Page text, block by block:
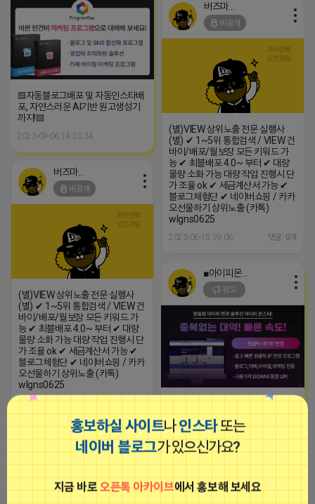
홍보하실 사이트나인스타또는
네이버 블로그가 있으신가요?
지금 바로오픈톡 아카이브에서 홍보해 보세요
▤자동블로그배포 및 자동인스타배
포, 자연스러운 AI기반 원고생성기
까지!▤
2023-09-06 14:23:34
버즈마케팅
비공개
(별)VIEW 상위노출 전문 실행사
(별) ✔ 1~5위 통합검색 / VIEW 건
바이/배포/월보장 모든 키워드 가
능 ✔ 최블배포 4.0~ 부터 ✔ 대량
물량 소화 가능 대량 작업 진행시 단
가 조율 ok ✔ 세금계산서 가능 ✔
블로그체험단 ✔ 네이버쇼핑 / 카카
오선물하기 상위노출 (카톡)
wlgns0625
2023-06-15 19:06 댓글: 0개
버즈마케팅
비공개
(별)VIEW 상위노출 전문 실행사
(별) ✔ 1~5위 통합검색 / VIEW 건
바이/배포/월보장 모든 키워드 가
능 ✔ 최블배포 4.0~ 부터 ✔ 대량
물량 소화 가능 대량 작업 진행시 단
가 조율 ok ✔ 세금계산서 가능 ✔
블로그체험단 ✔ 네이버쇼핑 / 카카
오선물하기 상위노출 (카톡)
wlgns0625
2023-06-15 17:07 댓글: 0개
■아이피몬스터■
광고
[아이피몬스터] 전국 최저가 마케팅
용 KT아이피서비스!!
2023-09-06 14:23:39
버즈마케팅
비공개 버즈마케팅
비공개